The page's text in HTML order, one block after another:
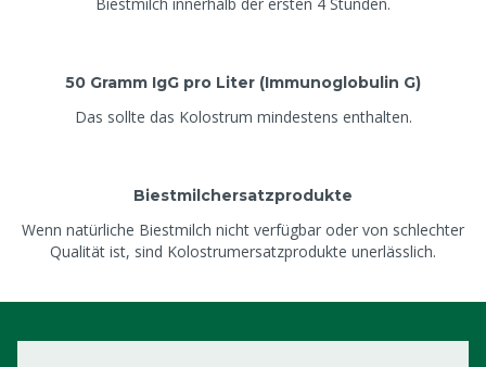
50 Gramm IgG pro Liter (Immunoglobulin G)
Das sollte das Kolostrum mindestens enthalten.
Biestmilchersatzprodukte
Wenn natürliche Biestmilch nicht verfügbar oder von schlechter
Qualität ist, sind Kolostrumersatzprodukte unerlässlich.